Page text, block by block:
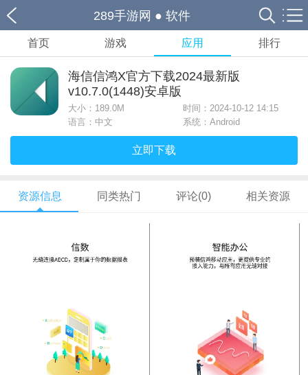
289手游网 ● 软件
首页 游戏 应用 排行
海信信鸿X官方下载2024最新版
v10.7.0(1448)安卓版
大小： 189.0M
时间：2024-10-12 14:15
语言：中文
系统：Android
立即下载
资源信息 同类热门 评论(0) 相关资源